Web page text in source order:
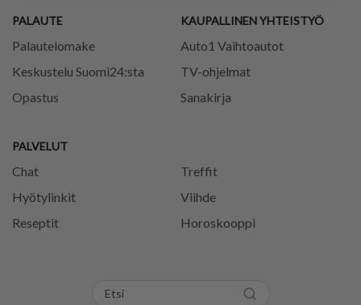
PALAUTE
Palautelomake
Keskustelu Suomi24:sta
Opastus
PALVELUT
Chat
Treffit
Hyötylinkit
Viihde
Reseptit
Horoskooppi
KAUPALLINEN YHTEISTYÖ
Auto1 Vaihtoautot
TV-ohjelmat
Sanakirja